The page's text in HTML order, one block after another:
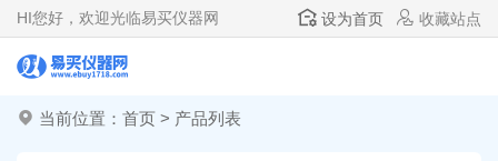
HI您好，欢迎光临易买仪器网 设为首页 收藏站点
当前位置： 首页 > 产品列表